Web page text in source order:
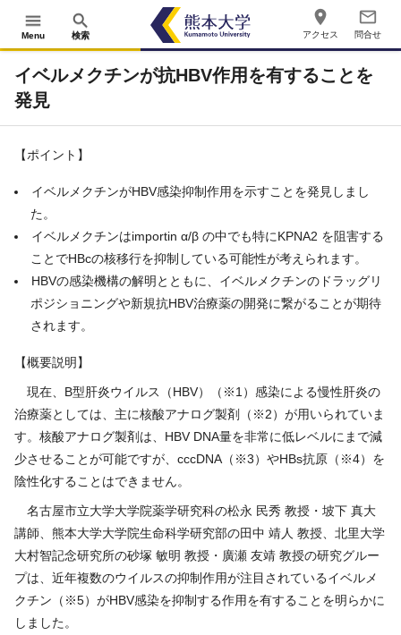
menu
Menu
search
検索
place
アクセス
mail_outline
問合せ
イベルメクチンが抗HBV作用を有することを
発見
【ポイント】
イベルメクチンがHBV感染抑制作用を示すことを発見しまし
た。
イベルメクチンはimportin α/β の中でも特にKPNA2 を阻害する
ことでHBcの核移行を抑制している可能性が考えられます。
HBVの感染機構の解明とともに、イベルメクチンのドラッグリ
ポジショニングや新規抗HBV治療薬の開発に繋がることが期待
されます。
【概要説明】
現在、 B型肝炎ウイルス（HBV）（※1 ）感染による慢性肝炎の
治療薬としては、主に核酸アナログ製剤（※2）が用いられていま
す。核酸アナログ製剤は、 HBV DNA量を非常に低レベルにまで減
少させることが可能ですが、 cccDNA （※3）やHBs抗原（※4）を
陰性化することはできません。
名古屋市立大学大学院薬学研究科の松永 民秀 教授・坡下 真大
講師、熊本大学大学院生命科学研究部の田中 靖人 教授、北里大学
大村智記念研究所の砂塚 敏明 教授・廣瀬 友靖 教授の研究グルー
プは、近年複数のウイルスの抑制作用が注目されているイベルメ
クチン（※5）がHBV感染を抑制する作用を有することを明らかに
しました。